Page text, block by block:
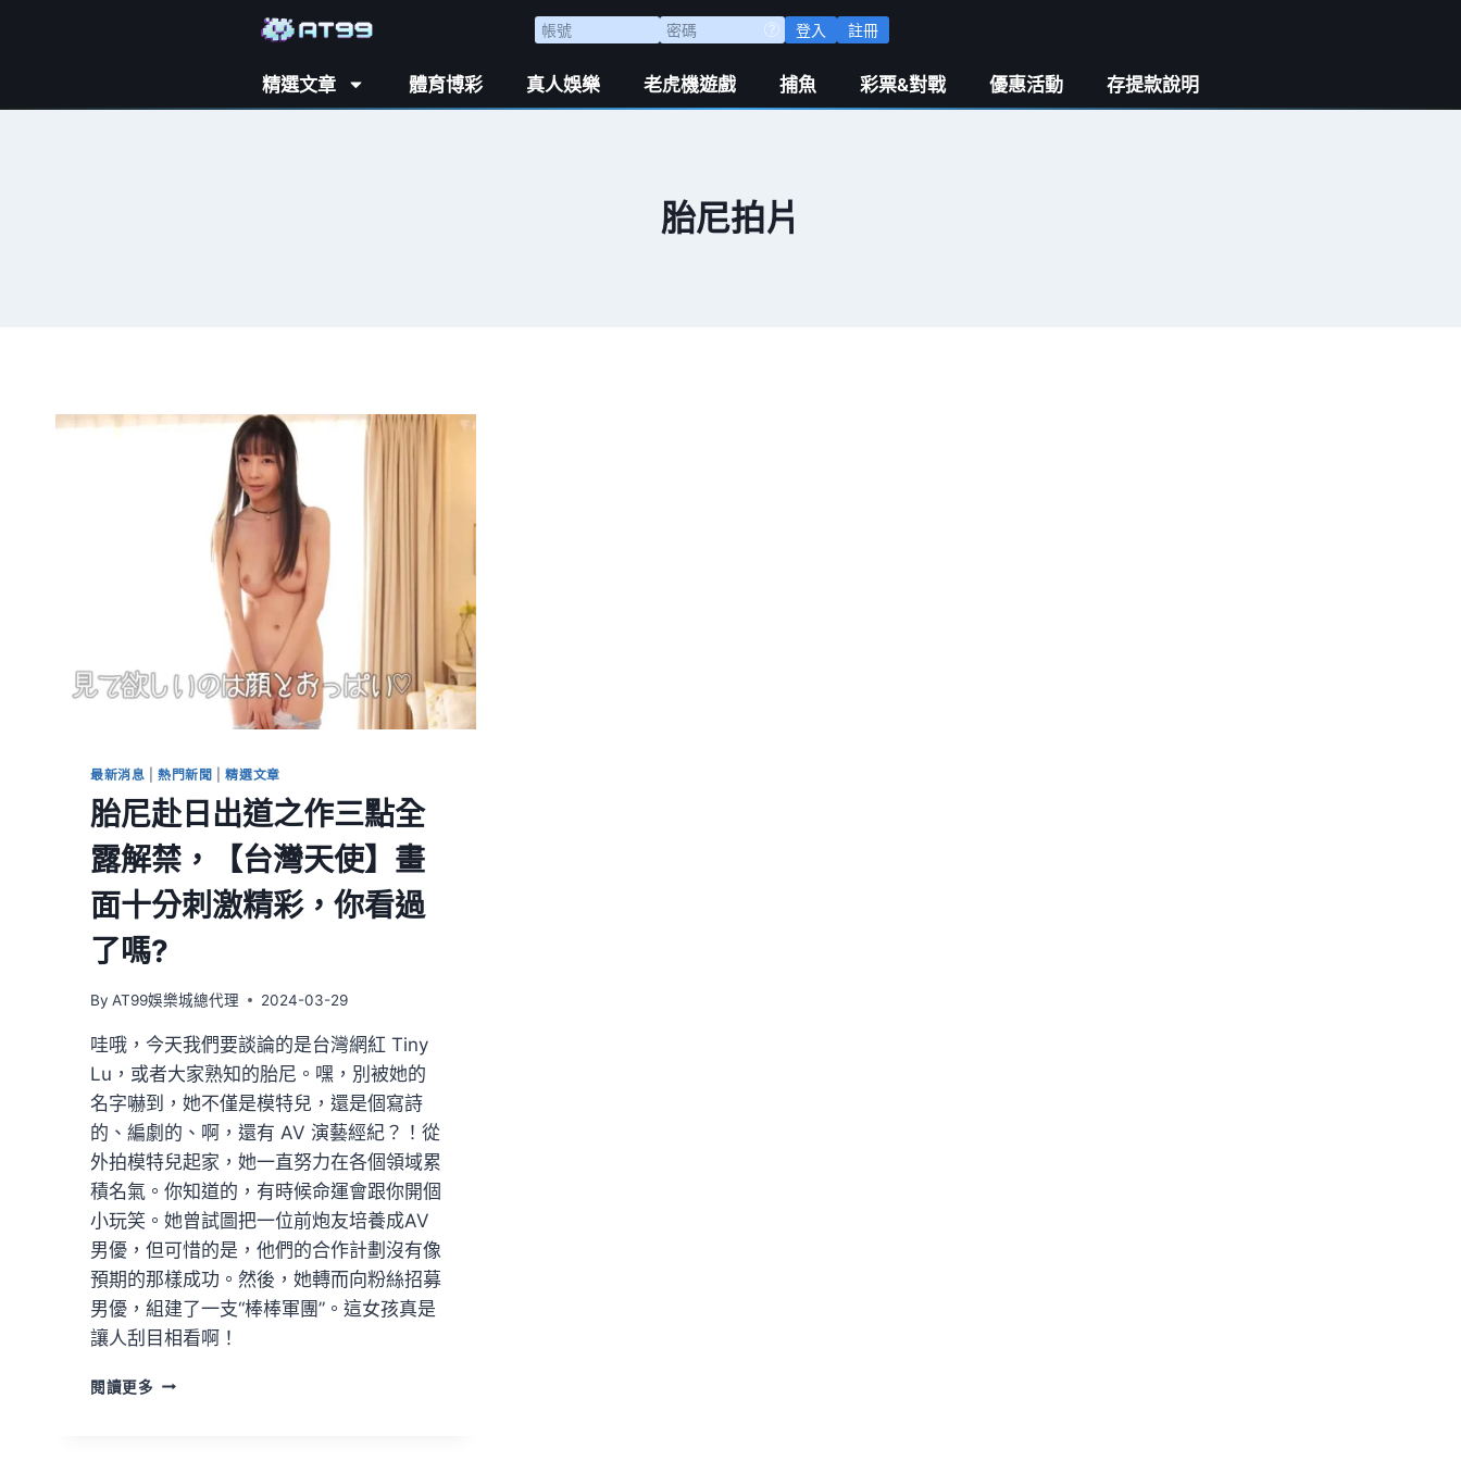
登入 註冊
精選文章 體育博彩 真人娛樂 老虎機遊戲 捕魚 彩票&對戰 優惠活動 存提款說明
胎尼拍片
最新消息 |熱門新聞 |精選文章
胎尼赴日出道之作三點全
露解禁，【台灣天使】畫
面十分刺激精彩，你看過
了嗎?
By AT99娛樂城總代理 2024-03-29
哇哦，今天我們要談論的是台灣網紅 Tiny
Lu，或者大家熟知的胎尼。嘿，別被她的
名字嚇到，她不僅是模特兒，還是個寫詩
的、編劇的、啊，還有 AV 演藝經紀？！從
外拍模特兒起家，她一直努力在各個領域累
積名氣。你知道的，有時候命運會跟你開個
小玩笑。她曾試圖把一位前炮友培養成AV
男優，但可惜的是，他們的合作計劃沒有像
預期的那樣成功。然後，她轉而向粉絲招募
男優，組建了一支“棒棒軍團”。這女孩真是
讓人刮目相看啊！
閱讀更多